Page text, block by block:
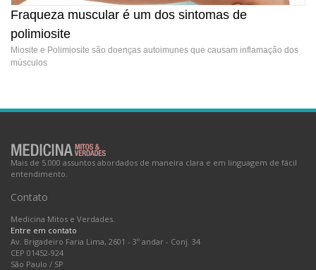
Fraqueza muscular é um dos sintomas de
polimiosite
Miosite e Polimiosite são doenças autoimunes que causam inflamação dos
músculos
Mais de 5.000 assuntos abordados de maneira clara e em linguagem de fácil
entendimento.
Contato
Medicina Mitos e Verdades.
Entre em contato
Av. Brigadeiro Faria Lima, 2601 - 3º andar - Conj. 34
CEP 01452-924
São Paulo / SP